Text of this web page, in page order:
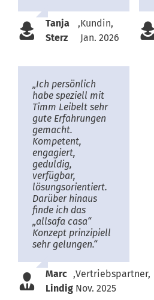
Tanja
Sterz
,Kundin,
Jan. 2026
„Ich persönlich
habe speziell mit
Timm Leibelt sehr
gute Erfahrungen
gemacht.
Kompetent,
engagiert,
geduldig,
verfügbar,
lösungsorientiert.
Darüber hinaus
finde ich das
„allsafa casa“
Konzept prinzipiell
sehr gelungen.“
Marc
Lindig
,Vertriebspartner,
Nov. 2025